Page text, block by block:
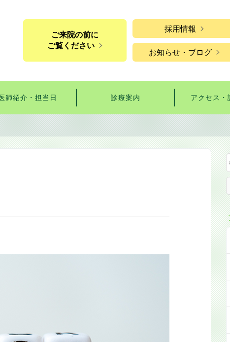
ご来院の前に
ご覧ください
採用情報
お知らせ・ブログ
師紹介・担当日 診療案内 アクセス・
: